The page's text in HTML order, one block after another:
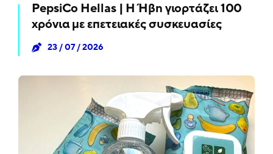
PepsiCo Hellas | Η Ήβη γιορτάζει 100
χρόνια με επετειακές συσκευασίες
23 / 07 / 2026